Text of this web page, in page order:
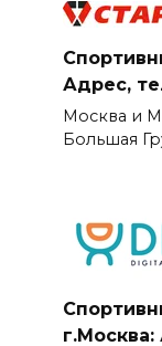
Адрес,
Москва и
Большая